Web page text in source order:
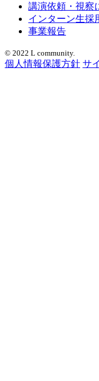
講演依頼・視察
インターン生採
事業報告
© 2022 L community.
個人情報保護方針 サ